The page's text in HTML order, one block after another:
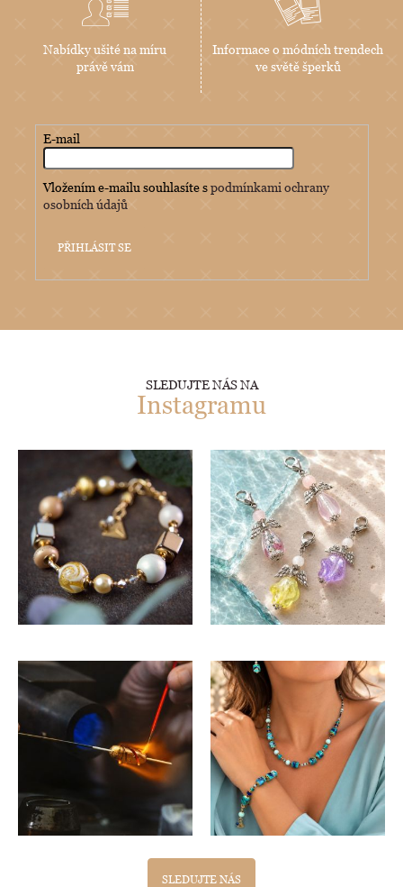
Nabídky ušité na míru
právě vám
Informace o módních trendech
ve světě šperků
E-mail
Vložením e-mailu souhlasíte spodmínkami ochrany
osobních údajů
PŘIHLÁSIT SE
SLEDUJTE NÁS NA
Instagramu
SLEDUJTE NÁS